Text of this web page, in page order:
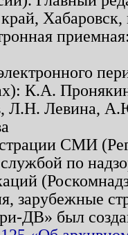
К.А.
Л.Н. Левина,
СМИ
по
зарубежные
ДВ» был